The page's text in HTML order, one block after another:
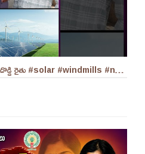
పొలం ఇవ్వడానికి సిద్ధం..? - ఎద్దులదొడ్డి రైతు #solar #windmills #naralokesh #solarenergy